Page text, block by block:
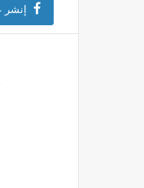
مصرع مسن وإصابة 4 من أسرته في تصادم على طريق "جمصة - بلقاس" بالدقهلية